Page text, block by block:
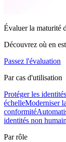
Évaluer la maturité
Découvrez où en
Passez l'évaluation
Par cas d'utilisation
Protéger les
échelleModerniser
conformité
identités non
Par rôle